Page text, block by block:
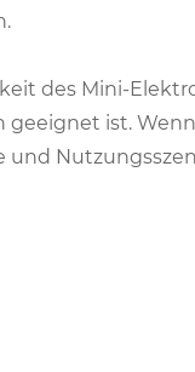
des Mini-
ist.
und